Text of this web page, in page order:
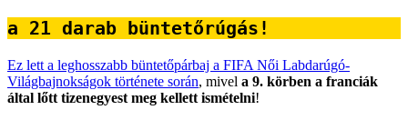
a 21 darab büntetőrúgás!
Ez lett a leghosszabb büntetőpárbaj a FIFA Női Labdarúgó-
Világbajnokságok története során, mivel a 9. körben a franciák
által lőtt tizenegyest meg kellett ismételni!